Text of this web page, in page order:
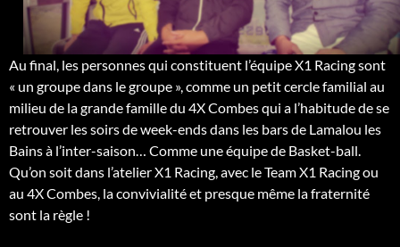
Au final, les personnes qui constituent l’équipe X1 Racing sont
« un groupe dans le groupe », comme un petit cercle familial au
milieu de la grande famille du 4X Combes qui a l’habitude de se
retrouver les soirs de week-ends dans les bars de Lamalou les
Bains à l’inter-saison… Comme une équipe de Basket-ball.
Qu’on soit dans l’atelier X1 Racing, avec le Team X1 Racing ou
au 4X Combes, la convivialité et presque même la fraternité
sont la règle !